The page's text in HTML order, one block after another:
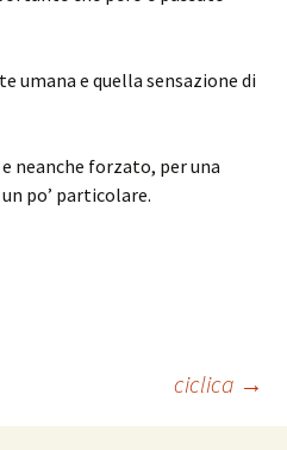
umana e quella sensazione di
neanche forzato, per una
po’ particolare.
ciclica →